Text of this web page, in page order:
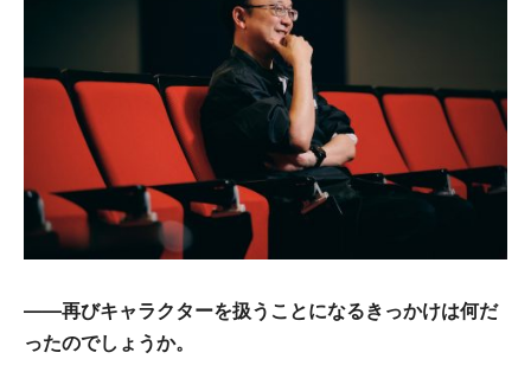
――再びキャラクターを扱うことになるきっかけは何だ
ったのでしょうか。